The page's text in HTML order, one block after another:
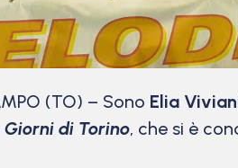
(TO) – Sono Elia
Giorni di Torino, che si è